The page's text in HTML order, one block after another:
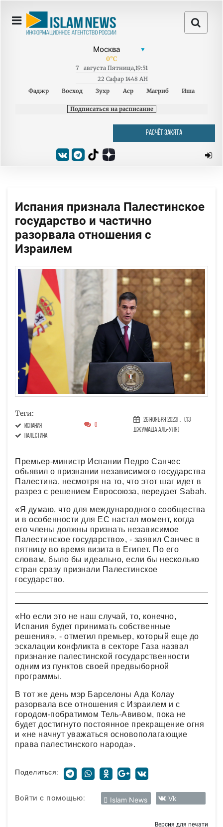
0°C
7 августа Пятница,19:51
22 Сафар 1448 AH
Фаджр
Восход Зухр Аср Магриб Иша
Подписаться на расписание
РАСЧЁТ ЗАКЯТА
Испания признала Палестинское
государство и частично
разорвала отношения с
Израилем
Теги:
Испания
Палестина
0
26 Ноября 2023г.
(13
Джумада аль-уля)
Премьер-министр Испании Педро Санчес
объявил о признании независимого государства
Палестина, несмотря на то, что этот шаг идет в
разрез с решением Евросоюза, передает Sabah.
«Я думаю, что для международного сообщества
и в особенности для ЕС настал момент, когда
его члены должны признать независимое
Палестинское государство», - заявил Санчес в
пятницу во время визита в Египет. По его
словам, было бы идеально, если бы несколько
стран сразу признали Палестинское
государство.
«Но если это не наш случай, то, конечно,
Испания будет принимать собственные
решения», - отметил премьер, который еще до
эскалации конфликта в секторе Газа назвал
признание палестинской государственности
одним из пунктов своей предвыборной
программы.
В тот же день мэр Барселоны Ада Колау
разорвала все отношения с Израилем и с
городом-побратимом Тель-Авивом, пока не
будет достигнуто постоянное прекращение огня
и «не начнут уважаться основополагающие
права палестинского народа».
Поделиться:
Войти с помощью: Islam News Vk
Версия для печати